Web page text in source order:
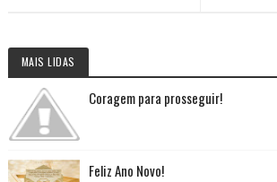
MAIS LIDAS
Coragem para prosseguir!
Feliz Ano Novo!